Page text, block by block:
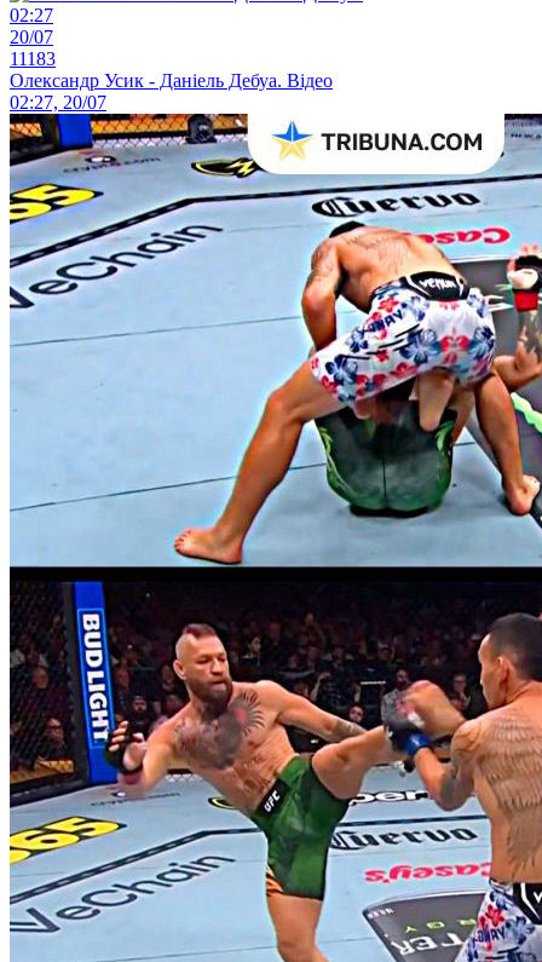
02:27
20/07
11183
Олександр Усик - Даніель Дебуа. Відео
02:27, 20/07